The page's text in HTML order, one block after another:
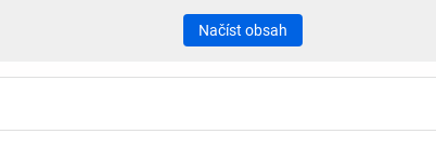
Načíst obsah